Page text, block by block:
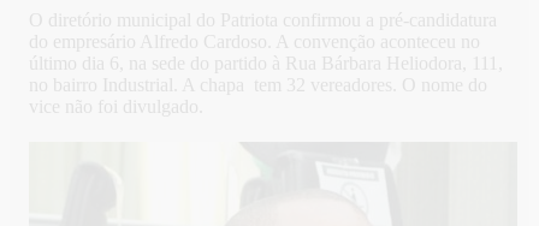
O diretório municipal do Patriota confirmou a pré-candidatura
do empresário Alfredo Cardoso. A convenção aconteceu no
último dia 6, na sede do partido à Rua Bárbara Heliodora, 111,
no bairro Industrial. A chapa tem 32 vereadores. O nome do
vice não foi divulgado.